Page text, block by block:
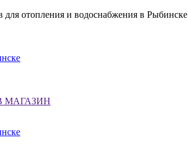
для отопления и водоснабжения в Рыбинске
МАГАЗИН